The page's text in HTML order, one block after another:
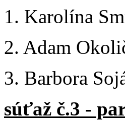
1. Karolína
2. Adam
3. Barbora
súťaž č.3 -